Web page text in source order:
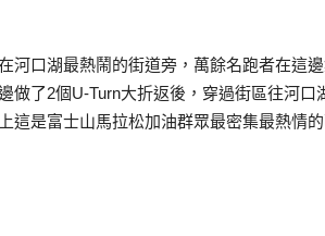
河口湖最熱鬧的街道旁，萬餘名跑者在這
做了2個U-Turn大折返後，穿過街區往河
這是富士山馬拉松加油群眾最密集最熱情的